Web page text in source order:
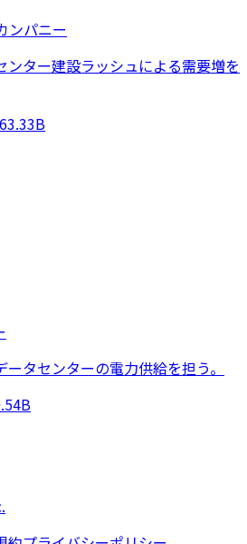
ンパニー
ンター建設ラッシュによる需要増を
タセンターの電力供給を担う。